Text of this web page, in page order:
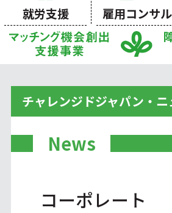
就労支援 雇用コンサル
チャレンジドジャパン・ニ
News
コーポレート